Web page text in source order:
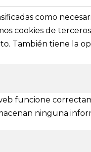
general
como
cookies de
También tiene la
funcione
ninguna